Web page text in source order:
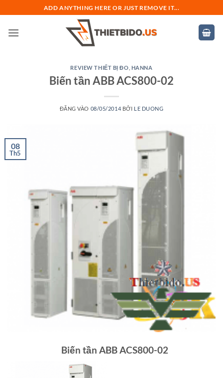
qua
nội
ADD ANYTHING HERE OR JUST REMOVE IT...
REVIEW THIẾT BỊ ĐO HANNA
Biến tần ABB ACS800-02
ĐĂNG VÀO 08/05/2014 BỞI LE DUONG
08
Th5
Biến tần ABB ACS800-02